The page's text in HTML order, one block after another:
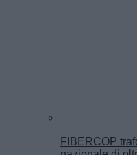
FIBERCOP